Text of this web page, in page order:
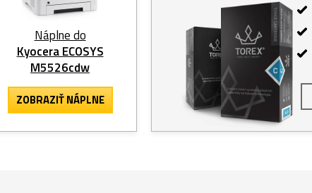
Náplne do
Kyocera ECOSYS
M5526cdw
ZOBRAZIŤ NÁPLNE